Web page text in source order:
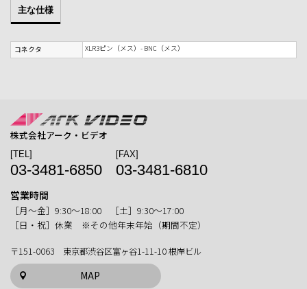
主な仕様
コネクタ XLR3ピン（メス）- BNC（メス）
株式会社アーク・ビデオ
[TEL]
03-3481-6850
[FAX]
03-3481-6810
営業時間
［月〜金］9:30〜18:00 ［土］9:30〜17:00
［日・祝］休業 ※その他年末年始（期間不定）
〒151-0063 東京都渋谷区富ヶ谷1-11-10 根岸ビル
MAP